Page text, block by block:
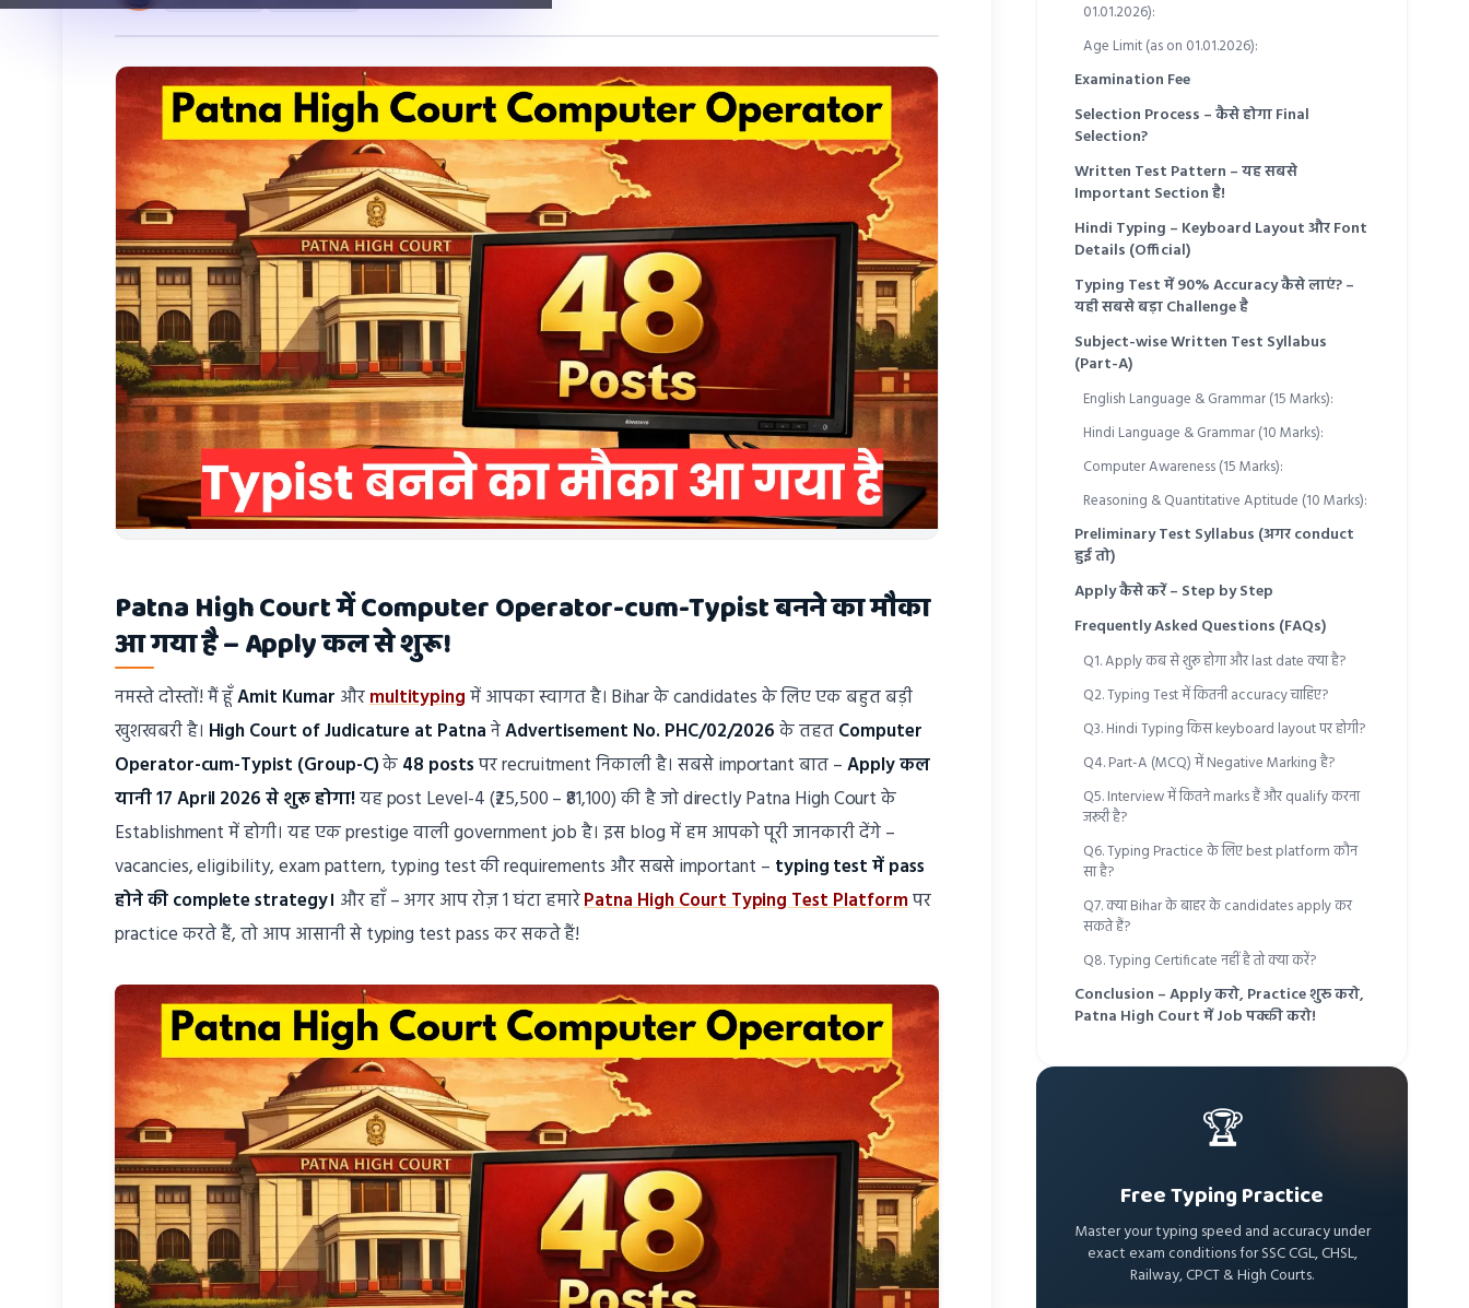
Patna High Court में Computer Operator-cum-Typist बनने का मौका
आ गया है – Apply कल से शुरू!
नमस्ते दोस्तों! मैं हूँAmit Kumar औरmultitypingमें आपका स्वागत है। Bihar के candidates के लिए एक बहुत बड़ी
खुशखबरी है। High Court of Judicature at PatnaनेAdvertisement No. PHC/02/2026के तहतComputer
Operator-cum-Typist (Group-C)के48 postsपर recruitment निकाली है। सबसे important बात –Apply कल
यानी 17 April 2026 से शुरू होगा!यह post Level-4 (₹25,500 – ₹81,100) की है जो directly Patna High Court के
Establishment में होगी। यह एक prestige वाली government job है। इस blog में हम आपको पूरी जानकारी देंगे –
vacancies, eligibility, exam pattern, typing test की requirements और सबसे important – typing test में pass
होने की complete strategy। और हाँ – अगर आप रोज़ 1 घंटा हमारेPatna High Court Typing Test Platformपर
practice करते हैं, तो आप आसानी से typing test pass कर सकते हैं!
01.01.2026):
Age Limit (as on 01.01.2026):
Examination Fee
Selection Process – कैसे होगा Final
Selection?
Written Test Pattern – यह सबसे
Important Section है!
Hindi Typing – Keyboard Layout और Font
Details (Official)
Typing Test में 90% Accuracy कैसे लाएं? –
यही सबसे बड़ा Challenge है
Subject-wise Written Test Syllabus
(Part-A)
English Language & Grammar (15 Marks):
Hindi Language & Grammar (10 Marks):
Computer Awareness (15 Marks):
Reasoning & Quantitative Aptitude (10 Marks):
Preliminary Test Syllabus (अगर conduct
हुई तो)
Apply कैसे करें – Step by Step
Frequently Asked Questions (FAQs)
Q1. Apply कब से शुरू होगा और last date क्या है?
Q2. Typing Test में कितनी accuracy चाहिए?
Q3. Hindi Typing किस keyboard layout पर होगी?
Q4. Part-A (MCQ) में Negative Marking है?
Q5. Interview में कितने marks हैं और qualify करना
जरूरी है?
Q6. Typing Practice के लिए best platform कौन
सा है?
Q7. क्या Bihar के बाहर के candidates apply कर
सकते हैं?
Q8. Typing Certificate नहीं है तो क्या करें?
Conclusion – Apply करो, Practice शुरू करो,
Patna High Court में Job पक्की करो!
🏆
Free Typing Practice
Master your typing speed and accuracy under
exact exam conditions for SSC CGL, CHSL,
Railway, CPCT & High Courts.